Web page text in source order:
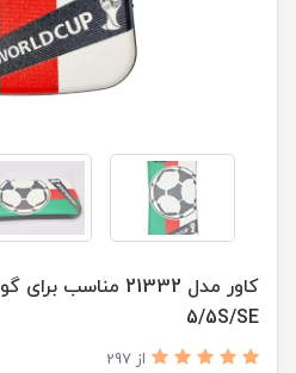
5/5S/SE
از 297